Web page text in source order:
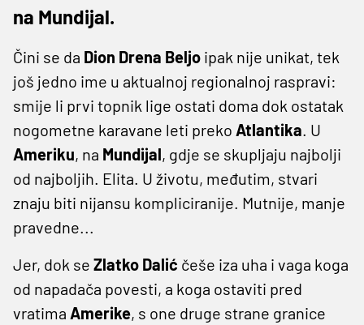
na Mundijal.
Čini se da Dion Drena Beljo ipak nije unikat, tek
još jedno ime u aktualnoj regionalnoj raspravi:
smije li prvi topnik lige ostati doma dok ostatak
nogometne karavane leti preko Atlantika. U
Ameriku, na Mundijal, gdje se skupljaju najbolji
od najboljih. Elita. U životu, međutim, stvari
znaju biti nijansu kompliciranije. Mutnije, manje
pravedne...
Jer, dok se Zlatko Dalić češe iza uha i vaga koga
od napadača povesti, a koga ostaviti pred
vratima Amerike, s one druge strane granice